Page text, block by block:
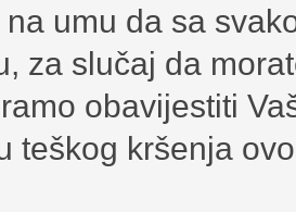
na umu da sa
za slučaj da
obavijestiti
teškog kršenja